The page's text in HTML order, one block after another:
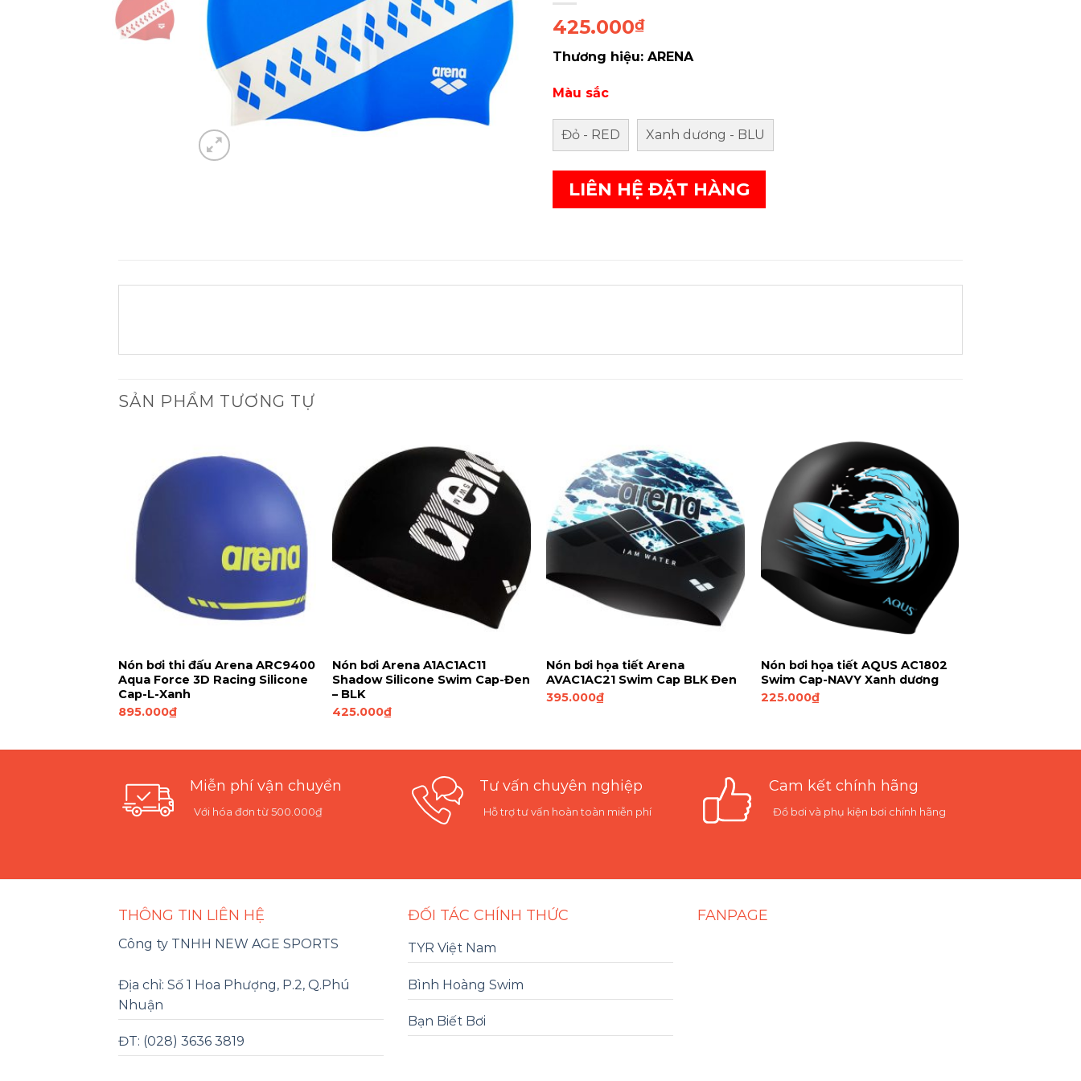
425.000₫
Thương hiệu: ARENA
Màu sắc
Đỏ - RED Xanh dương - BLU
LIÊN HỆ ĐẶT HÀNG
SẢN PHẨM TƯƠNG TỰ
Nón bơi thi đấu Arena ARC9400
Aqua Force 3D Racing Silicone
Cap-L-Xanh
895.000₫
Nón bơi Arena A1AC1AC11
Shadow Silicone Swim Cap-Đen
– BLK
425.000₫
Nón bơi họa tiết Arena
AVAC1AC21 Swim Cap BLK Đen
395.000₫
Nón bơi họa tiết AQUS AC1802
Swim Cap-NAVY Xanh dương
225.000₫
Miễn phí vận chuyển
Với hóa đơn từ 500.000₫
Tư vấn chuyên nghiệp
Hỗ trợ tư vấn hoàn toàn miễn phí
Cam kết chính hãng
Đồ bơi và phụ kiện bơi chính hãng
THÔNG TIN LIÊN HỆ
Công ty TNHH NEW AGE SPORTS
Địa chỉ: Số 1 Hoa Phượng, P.2, Q.Phú
Nhuận
ĐT: (028) 3636 3819
ĐỐI TÁC CHÍNH THỨC
TYR Việt Nam
Bình Hoàng Swim
Bạn Biết Bơi
FANPAGE